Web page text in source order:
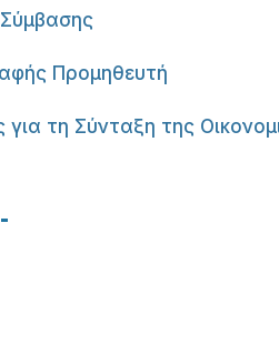
Προμηθευτή
τη Σύνταξη της